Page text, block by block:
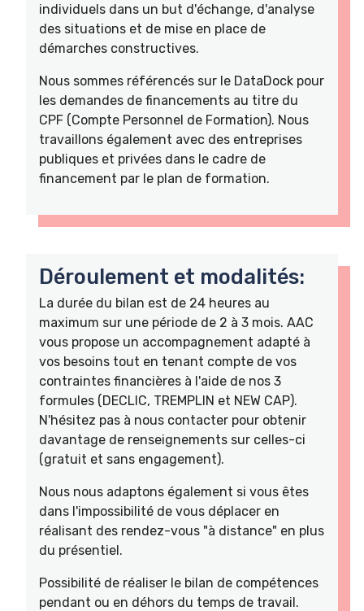
individuels dans un but d'échange, d'analyse
des situations et de mise en place de
démarches constructives.
Nous sommes référencés sur le DataDock pour
les demandes de financements au titre du
CPF (Compte Personnel de Formation). Nous
travaillons également avec des entreprises
publiques et privées dans le cadre de
financement par le plan de formation.
Déroulement et modalités:
La durée du bilan est de 24 heures au
maximum sur une période de 2 à 3 mois. AAC
vous propose un accompagnement adapté à
vos besoins tout en tenant compte de vos
contraintes financières à l'aide de nos 3
formules (DECLIC, TREMPLIN et NEW CAP).
N'hésitez pas à nous contacter pour obtenir
davantage de renseignements sur celles-ci
(gratuit et sans engagement).
Nous nous adaptons également si vous êtes
dans l'impossibilité de vous déplacer en
réalisant des rendez-vous "à distance" en plus
du présentiel.
Possibilité de réaliser le bilan de compétences
pendant ou en déhors du temps de travail.